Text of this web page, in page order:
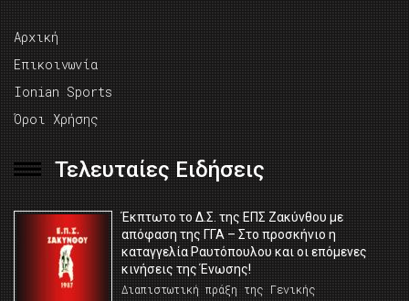
Αρχική
Επικοινωνία
Ionian Sports
Όροι Χρήσης
Τελευταίες Ειδήσεις
Έκπτωτο το Δ.Σ. της ΕΠΣ Ζακύνθου με
απόφαση της ΓΓΑ – Στο προσκήνιο η
καταγγελία Ραυτόπουλου και οι επόμενες
κινήσεις της Ένωσης!
Διαπιστωτική πράξη της Γενικής